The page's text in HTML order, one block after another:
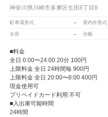
神奈川県川崎市多摩区生田8丁目8
駐車場形式 - 屋内外形式
全長 - 全幅
■料金
全日 0:00〜24:00 20分 100円
上限料金 全日 24時間毎 900円
上限料金 全日 20:00〜8:00 400円
現金使用可
プリペイドカード利用:不可
■入出庫可能時間
24時間